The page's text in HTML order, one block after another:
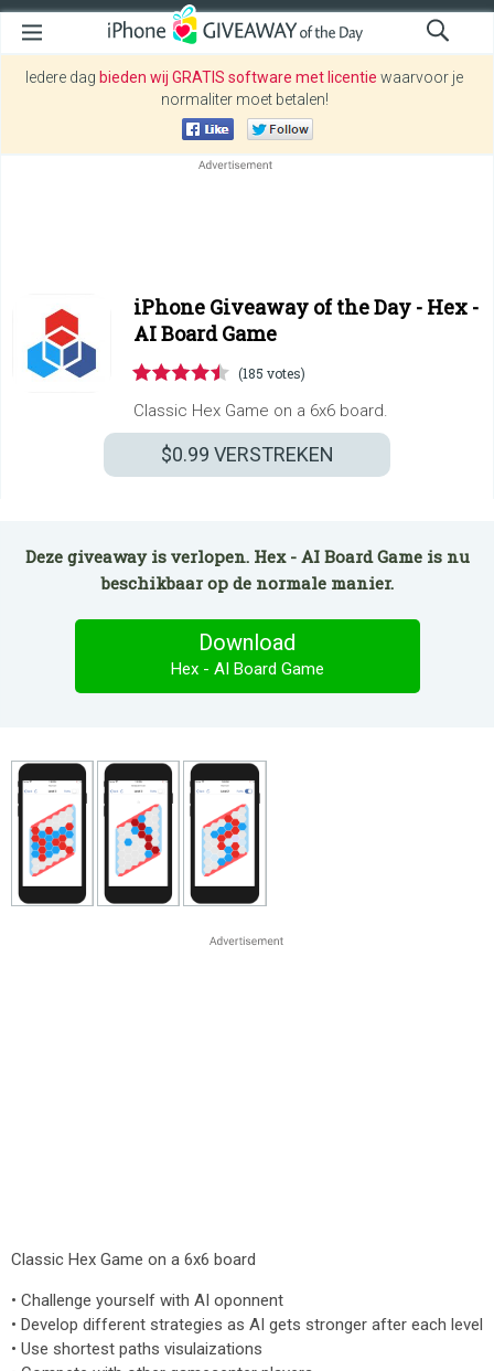
Iedere dag bieden wij GRATIS software met licentie waarvoor je
normaliter moet betalen!
iPhone Giveaway of the Day - Hex -
AI Board Game
(185 votes)
Classic Hex Game on a 6x6 board.
$0.99 VERSTREKEN
Deze giveaway is verlopen. Hex - AI Board Game is nu
beschikbaar op de normale manier.
Download
Hex - AI Board Game
Classic Hex Game on a 6x6 board
• Challenge yourself with AI oponnent
• Develop different strategies as AI gets stronger after each level
• Use shortest paths visulaizations